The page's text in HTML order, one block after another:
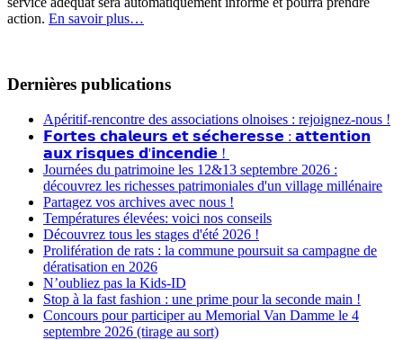
action. En savoir plus…
Dernières publications
Apéritif-rencontre des associations olnoises : rejoignez-nous !
𝗙𝗼𝗿𝘁𝗲𝘀 𝗰𝗵𝗮𝗹𝗲𝘂𝗿𝘀 𝗲𝘁 𝘀𝗲́𝗰𝗵𝗲𝗿𝗲𝘀𝘀𝗲 : 𝗮𝘁𝘁𝗲𝗻𝘁𝗶𝗼𝗻
𝗮𝘂𝘅 𝗿𝗶𝘀𝗾𝘂𝗲𝘀 𝗱'𝗶𝗻𝗰𝗲𝗻𝗱𝗶𝗲 !
Journées du patrimoine les 12&13 septembre 2026 :
découvrez les richesses patrimoniales d'un village millénaire
Partagez vos archives avec nous !
Températures élevées: voici nos conseils
Découvrez tous les stages d'été 2026 !
Prolifération de rats : la commune poursuit sa campagne de
dératisation en 2026
N’oubliez pas la Kids-ID
Stop à la fast fashion : une prime pour la seconde main !
Concours pour participer au Memorial Van Damme le 4
septembre 2026 (tirage au sort)